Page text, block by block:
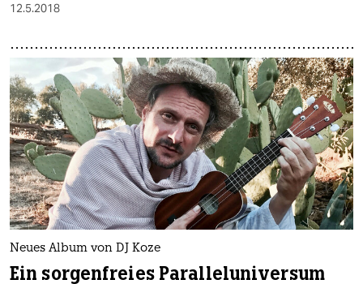
12.5.2018
Neues Album von DJ Koze
Ein sorgenfreies Paralleluniversum